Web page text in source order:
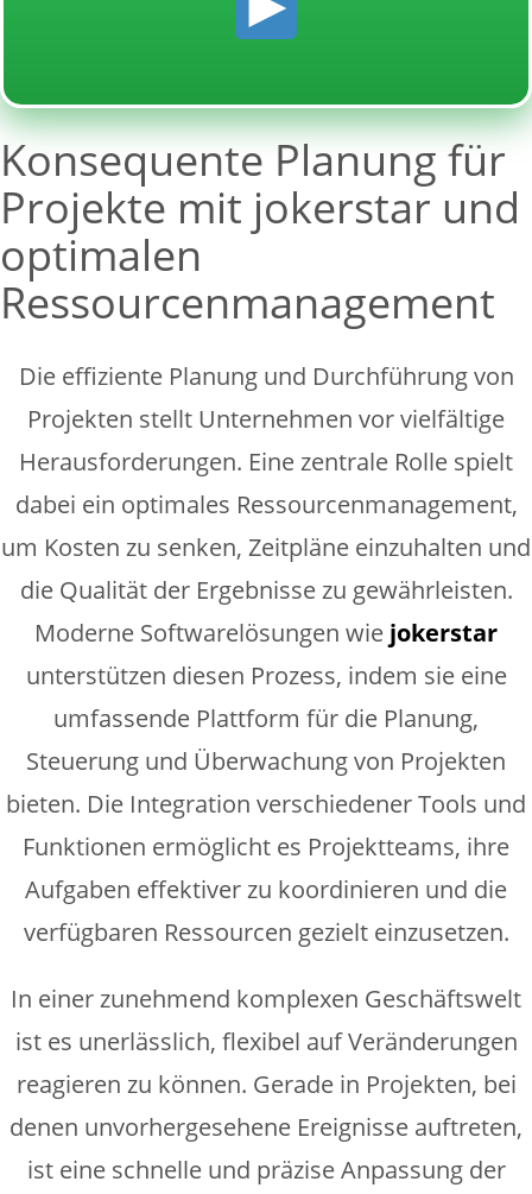
Konsequente Planung für
Projekte mit jokerstar und
optimalen
Ressourcenmanagement
Die effiziente Planung und Durchführung von
Projekten stellt Unternehmen vor vielfältige
Herausforderungen. Eine zentrale Rolle spielt
dabei ein optimales Ressourcenmanagement,
um Kosten zu senken, Zeitpläne einzuhalten und
die Qualität der Ergebnisse zu gewährleisten.
Moderne Softwarelösungen wie jokerstar
unterstützen diesen Prozess, indem sie eine
umfassende Plattform für die Planung,
Steuerung und Überwachung von Projekten
bieten. Die Integration verschiedener Tools und
Funktionen ermöglicht es Projektteams, ihre
Aufgaben effektiver zu koordinieren und die
verfügbaren Ressourcen gezielt einzusetzen.
In einer zunehmend komplexen Geschäftswelt
ist es unerlässlich, flexibel auf Veränderungen
reagieren zu können. Gerade in Projekten, bei
denen unvorhergesehene Ereignisse auftreten,
ist eine schnelle und präzise Anpassung der